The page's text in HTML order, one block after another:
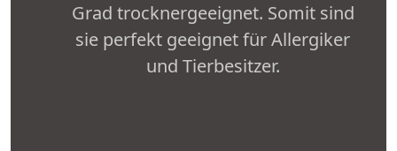
Grad trocknergeeignet. Somit sind
sie perfekt geeignet für Allergiker
und Tierbesitzer.